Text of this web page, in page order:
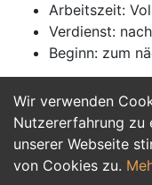
Wir verwenden
Nutzererfahrung zu
unserer Webseite
von Cookies zu.
Arbeitszeit:
Verdienst:
Beginn: zum